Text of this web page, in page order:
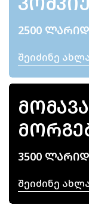
2500
Შეიძინე
3500
Შეიძინე